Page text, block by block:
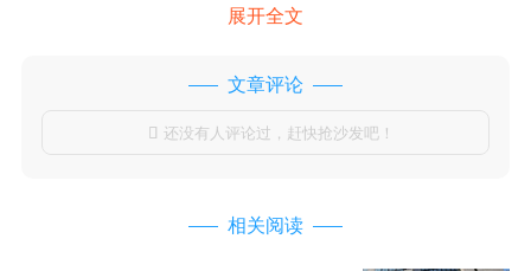
展开全文
文章评论
 还没有人评论过，赶快抢沙发吧！
相关阅读